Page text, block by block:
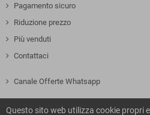
Pagamento sicuro
Riduzione prezzo
Più venduti
Contattaci
Canale Offerte Whatsapp
Questo sito web utilizza cookie propri